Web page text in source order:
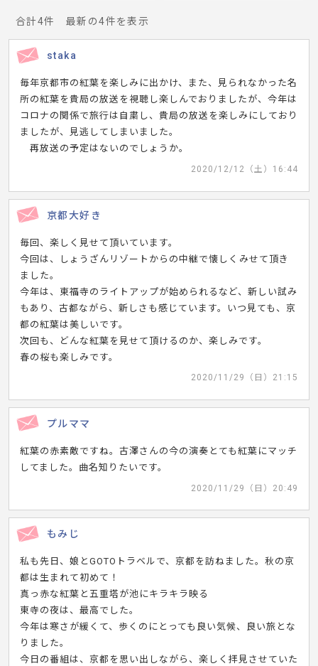
合計4件 最新の4件を表示
staka
毎年京都市の紅葉を楽しみに出かけ、また、見られなかった名
所の紅葉を貴局の放送を視聴し楽しんでおりましたが、今年は
コロナの関係で旅行は自粛し、貴局の放送を楽しみにしており
ましたが、見逃してしまいました。
再放送の予定はないのでしょうか。
2020/12/12（土）16:44
京都大好き
毎回、楽しく見せて頂いています。
今回は、しょうざんリゾートからの中継で懐しくみせて頂き
ました。
今年は、東福寺のライトアップが始められるなど、新しい試み
もあり、古都ながら、新しさも感じています。いつ見ても、京
都の紅葉は美しいです。
次回も、どんな紅葉を見せて頂けるのか、楽しみです。
春の桜も楽しみです。
2020/11/29（日）21:15
プルママ
紅葉の赤素敵ですね。古澤さんの今の演奏とても紅葉にマッチ
してました。曲名知りたいです。
2020/11/29（日）20:49
もみじ
私も先日、娘とGOTOトラベルで、京都を訪ねました。秋の京
都は生まれて初めて！
真っ赤な紅葉と五重塔が池にキラキラ映る
東寺の夜は、最高でした。
今年は寒さが緩くて、歩くのにとっても良い気候、良い旅とな
りました。
今日の番組は、京都を思い出しながら、楽しく拝見させていた